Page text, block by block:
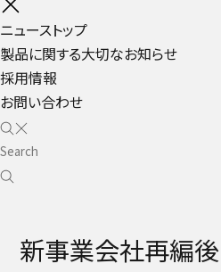
ニューストップ
製品に関する大切なお知らせ
採用情報
お問い合わせ
新事業会社再編